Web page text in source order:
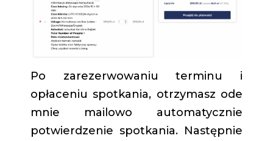
Po zarezerwowaniu terminu i
opłaceniu spotkania, otrzymasz ode
mnie mailowo automatycznie
potwierdzenie spotkania. Następnie